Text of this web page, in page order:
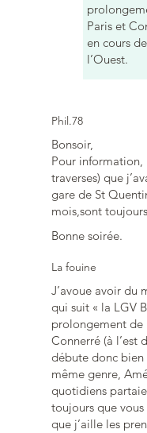
Paris et
en cours
l’Ouest.
Phil.78
Bonsoir,
Pour information,
traverses) que
gare de St
mois,sont
Bonne soirée.
La fouine
J’avoue avoir du
qui suit « la LGV
prolongement de
Connerré (à l’est
débute donc bien
même genre,
quotidiens
toujours que
que j’aille les